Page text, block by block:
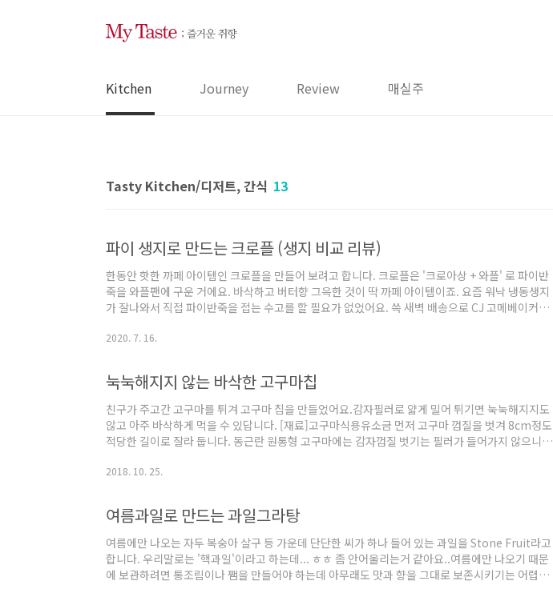
Kitchen Journey Review 매실주
Tasty Kitchen/디저트, 간식 13
파이 생지로 만드는 크로플 (생지 비교 리뷰)
한동안 핫한 까페 아이템인 크로플을 만들어 보려고 합니다. 크로플은 '크로아상 + 와플' 로 파이반
죽을 와플팬에 구운 거에요. 바삭하고 버터향 그윽한 것이 딱 까페 아이템이죠. 요즘 워낙 냉동생지
가 잘나와서 직접 파이반죽을 접는 수고를 할 필요가 없었어요. 쓱 새벽 배송으로 CJ 고메베이커리
6,980원. 30g 개당 635원(1g 21원) 꼴이네요. 먼저 생지를 실온에 두어 해동을 해줍니다. 그리고
스여서 굳이 버터칠 할 필요 없었어요. 앞의 것은 두개 붙여서 구웠고... 뒤에거는 너무 구워서 색이
진해졌네요...
2020. 7. 16.
눅눅해지지 않는 바삭한 고구마칩
친구가 주고간 고구마를 튀겨 고구마 칩을 만들었어요.감자필러로 얇게 밀어 튀기면 눅눅해지지도
않고 아주 바삭하게 먹을 수 있답니다. [재료]고구마식용유소금 먼저 고구마 껍질을 벗겨 8cm정도
적당한 길이로 잘라 둡니다. 동근란 원통형 고구마에는 감자껍질 벗기는 필러가 들어가지 않으니
빼고 소금물에 담가 놓습니다.10분정도 살짝 절인 뒤 물기를 제거해 튀기면 되죠... 튀길 때 너무 많
합니다.고구마의 색상이 밝고 연한 갈색으로 바뀌려고 할 때, 튀김냄비를 불에서 내리고 튀겨진 고
구마를 건져 올립니다.이시간 동안 여..
2018. 10. 25.
여름과일로 만드는 과일그라탕
여름에만 나오는 자두 복숭아 살구 등 가운데 단단한 씨가 하나 들어 있는 과일을 Stone Fruit라고
합니다. 우리말로는 '핵과일'이라고 하는데... ㅎㅎ 좀 안어울리는거 같아요..여름에만 나오기 때문
에 보관하려면 통조림이나 쨈을 만들어야 하는데 아무래도 맛과 향을 그대로 보존시키기는 어렵죠.